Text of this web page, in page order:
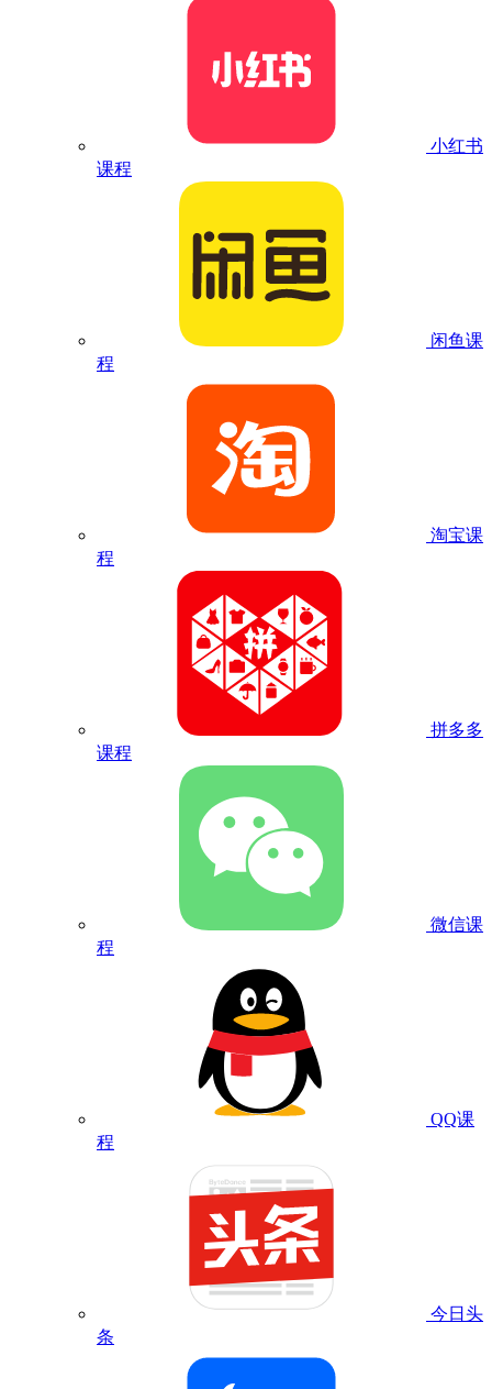
小红书
课程
闲鱼课
程
淘宝课
程
拼多多
课程
微信课
程
QQ课
程
今日头
条